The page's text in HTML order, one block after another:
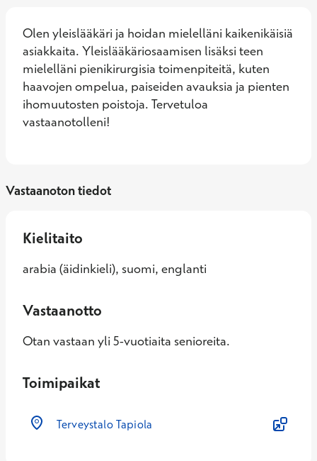
Olen yleislääkäri ja hoidan mielelläni kaikenikäisiä
asiakkaita. Yleislääkäriosaamisen lisäksi teen
mielelläni pienikirurgisia toimenpiteitä, kuten
haavojen ompelua, paiseiden avauksia ja pienten
ihomuutosten poistoja. Tervetuloa
vastaanotolleni!
Vastaanoton tiedot
Kielitaito
arabia (äidinkieli), suomi, englanti
Vastaanotto
Otan vastaan yli 5-vuotiaita senioreita.
Toimipaikat
Terveystalo Tapiola